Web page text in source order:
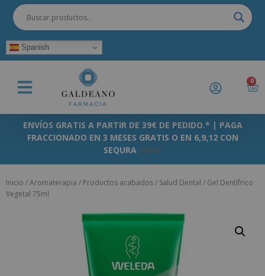
Spanish
0
ENVÍOS GRATIS A PARTIR DE 39€ DE PEDIDO.* | PAGA
FRACCIONADO EN 3 MESES GRATIS O EN 6,9,12 CON
SEQURA +info
Inicio /Aromaterapia / Productos acabados/ Salud Dental / Gel Dentífrico
Vegetal 75ml